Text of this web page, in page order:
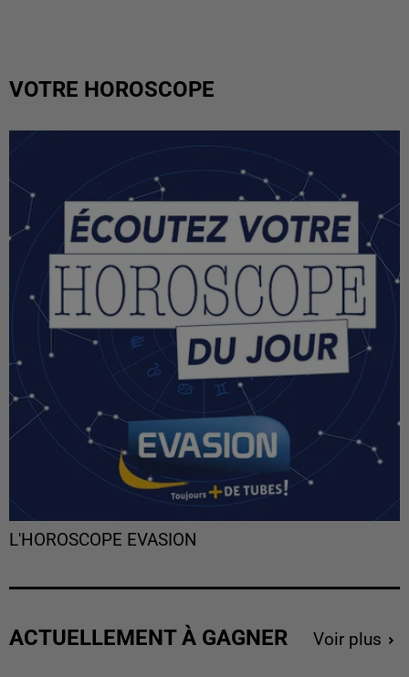
VOTRE HOROSCOPE
L'HOROSCOPE EVASION
ACTUELLEMENT À GAGNER Voir plus